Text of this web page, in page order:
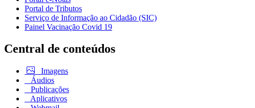
Portal de Tributos
Serviço de Informação ao Cidadão (SIC)
Painel Vacinação Covid 19
Central de conteúdos
Imagens
Áudios
Publicações
Aplicativos